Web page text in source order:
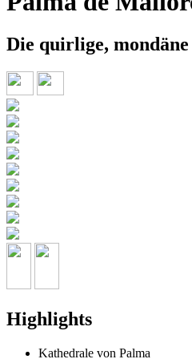
Die quirlige,
Highlights
Kathedrale von Palma